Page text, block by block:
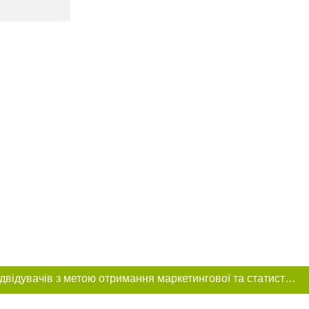
Цей сайт використовує «cookies». Також веб-сайт використовує інтернет-сервіс для збору технічних даних стосовно відвідувачів з метою отримання маркетингової та статистичної інформації. Умови обробки даних відвідувачів сайту див.